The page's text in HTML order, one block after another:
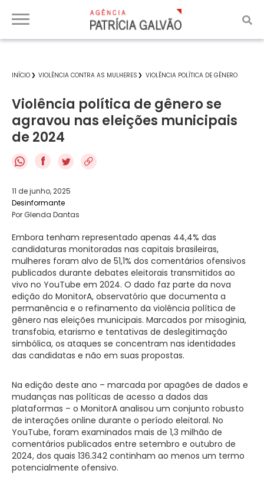
INÍCIO VIOLÊNCIA CONTRA AS MULHERES VIOLÊNCIA POLÍTICA DE GÊNERO
Violência política de gênero se
agravou nas eleições municipais
de 2024
f
11 de junho, 2025
Desinformante
Por Glenda Dantas
Embora tenham representado apenas 44,4% das
candidaturas monitoradas nas capitais brasileiras,
mulheres foram alvo de 51,1% dos comentários ofensivos
publicados durante debates eleitorais transmitidos ao
vivo no YouTube em 2024. O dado faz parte da nova
edição do MonitorA, observatório que documenta a
permanência e o refinamento da violência política de
gênero nas eleições municipais. Marcados por misoginia,
transfobia, etarismo e tentativas de deslegitimação
simbólica, os ataques se concentram nas identidades
das candidatas e não em suas propostas.
Na edição deste ano – marcada por apagões de dados e
mudanças nas políticas de acesso a dados das
plataformas – o MonitorA analisou um conjunto robusto
de interações online durante o período eleitoral. No
YouTube, foram examinados mais de 1,3 milhão de
comentários publicados entre setembro e outubro de
2024, dos quais 136.342 continham ao menos um termo
potencialmente ofensivo.